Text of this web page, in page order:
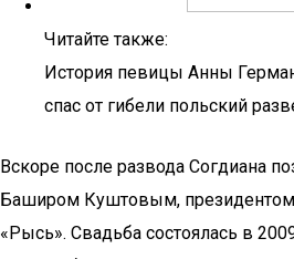
Читайте также:
История певицы Анны
спас от гибели польский
Вскоре после развода Согдиана
Баширом Куштовым, президентом
«Рысь». Свадьба состоялась в